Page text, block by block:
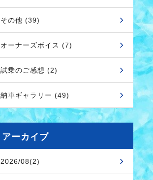
その他 (39)
オーナーズボイス (7)
試乗のご感想 (2)
納車ギャラリー (49)
アーカイブ
2026/08(2)